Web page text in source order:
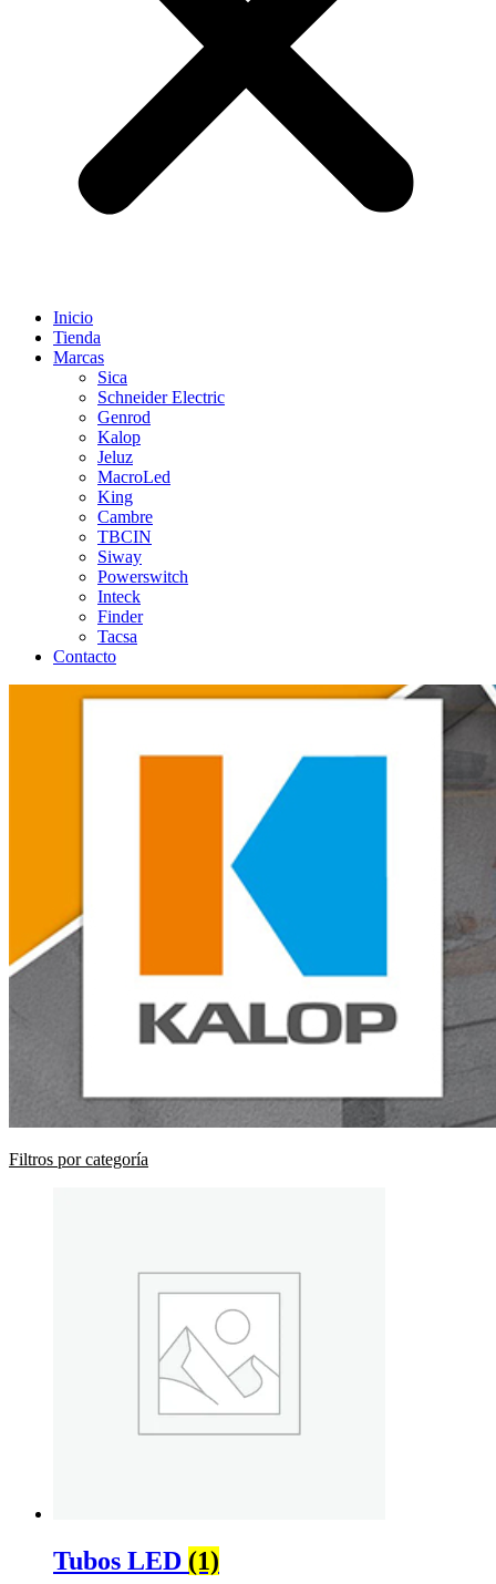
Inicio
Tienda
Marcas
Sica
Schneider Electric
Genrod
Kalop
Jeluz
MacroLed
King
Cambre
TBCIN
Siway
Powerswitch
Inteck
Finder
Tacsa
Contacto
Filtros por categoría
Tubos LED (1)